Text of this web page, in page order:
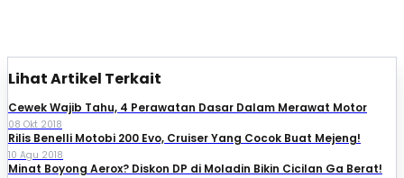
Lihat Artikel Terkait
Cewek Wajib Tahu, 4 Perawatan Dasar Dalam Merawat Motor
08 Okt 2018
Rilis Benelli Motobi 200 Evo, Cruiser Yang Cocok Buat Mejeng!
10 Agu 2018
Minat Boyong Aerox? Diskon DP di Moladin Bikin Cicilan Ga Berat!